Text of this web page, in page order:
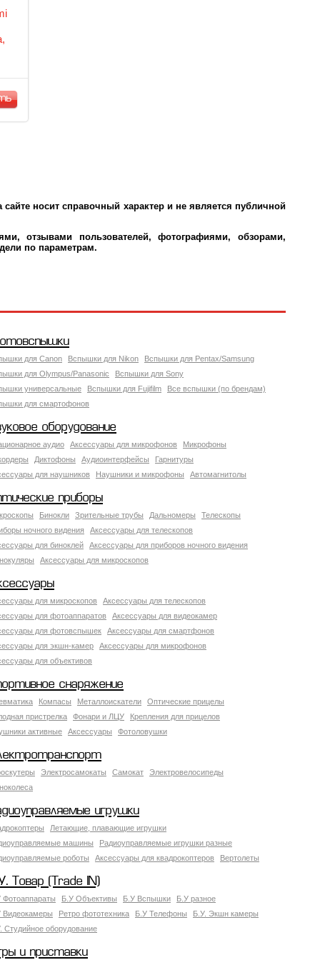
носит справочный характер и не является публичной
отзывами пользователей, фотографиями, обзорами,
по параметрам.
для Canon Вспышки для Nikon
Вспышки для Pentax/Samsung
для Olympus/Panasonic
Вспышки для Sony
универсальные
Вспышки для Fujifilm
Все вспышки (по брендам)
для смартофонов
оборудование
аудио Аксессуары для микрофонов
Микрофоны
Диктофоны Аудиоинтерфейсы
Гарнитуры
для наушников
Наушники и микрофоны Автомагнитолы
приборы
Бинокли Зрительные трубы Дальномеры
Телескопы
ночного видения
Аксессуары для телескопов
для биноклей
Аксессуары для приборов ночного видения
Аксессуары для микроскопов
для микроскопов
Аксессуары для телескопов
для фотоаппаратов
Аксессуары для видеокамер
для фотовспышек
Аксессуары для смартфонов
для экшн-камер
Аксессуары для микрофонов
для объективов
снаряжение
Компасы Металлоискатели
Оптические прицелы
пристрелка
Фонари и ЛЦУ
Крепления для прицелов
активные
Аксессуары Фотоловушки
Электросамокаты Самокат
Электровелосипеды
игрушки
Летающие, плавающие игрушки
машины
Радиоуправляемые игрушки разные
роботы
Аксессуары для квадрокоптеров Вертолеты
Товар (Trade IN)
Фотоаппараты Б.У Объективы Б.У Вспышки
Б.У разное
Видеокамеры
Ретро фототехника Б.У Телефоны
Б.У. Экшн камеры
Студийное оборудование
и приставки